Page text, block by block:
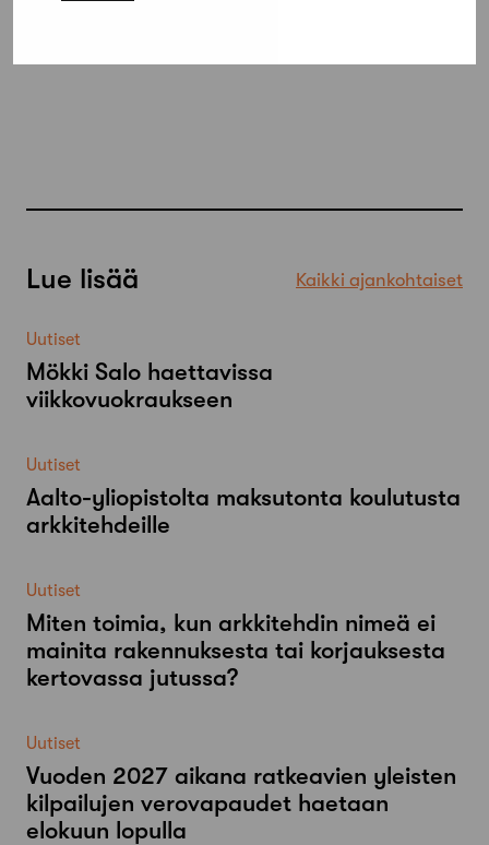
Lue lisää Kaikki ajankohtaiset
Uutiset
Mökki Salo haettavissa
viikkovuokraukseen
Uutiset
Aalto-​yliopistolta maksutonta koulutusta
arkkitehdeille
Uutiset
Miten toimia, kun arkkitehdin nimeä ei
mainita rakennuksesta tai korjauksesta
kertovassa jutussa?
Uutiset
Vuoden 2027 aikana ratkeavien yleisten
kilpailujen verovapaudet haetaan
elokuun lopulla